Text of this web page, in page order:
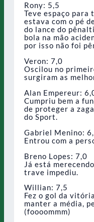
Rony: 5,5
Teve espaço para
estava com o pé
do lance do
bola na mão
por isso não foi
Veron: 7,0
Oscilou no
surgiram as
Alan Empereur:
Cumpriu bem a
de proteger a
do Sport.
Gabriel Menino:
Entrou com a
Breno Lopes: 7,0
Já está
trave impediu.
Willian: 7,5
Fez o gol da
manter a média,
(foooommm)